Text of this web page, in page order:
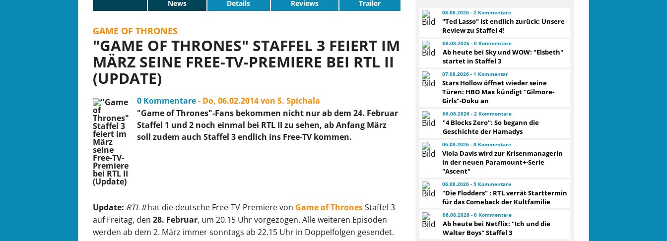
News Details Reviews Trailer
GAME OF THRONES
"GAME OF THRONES" STAFFEL 3 FEIERT IM
MÄRZ SEINE FREE-TV-PREMIERE BEI RTL II
(UPDATE)
0 Kommentare- Do, 06.02.2014 von S. Spichala
"Game of Thrones"-Fans bekommen nicht nur ab dem 24. Februar
Staffel 1 und 2 noch einmal bei RTL II zu sehen, ab Anfang März
soll zudem auch Staffel 3 endlich ins Free-TV kommen.
Update: RTL IIhat die deutsche Free-TV-Premiere von Game of ThronesStaffel 3
auf Freitag, den 28. Februar, um 20.15 Uhr vorgezogen. Alle weiteren Episoden
werden ab dem 2. März immer sonntags ab 22.15 Uhr in Doppelfolgen gesendet.
08.08.2026 - 2 Kommentare
"Ted Lasso" ist endlich zurück: Unsere
Review zu Staffel 4!
08.08.2026 - 0 Kommentare
Ab heute bei Sky und WOW: "Elsbeth"
startet in Staffel 3
07.08.2026 - 1 Kommentar
Stars Hollow öffnet wieder seine
Türen: HBO Max kündigt "Gilmore-
Girls"-Doku an
06.08.2026 - 2 Kommentare
"4 Blocks Zero": So begann die
Geschichte der Hamadys
06.08.2026 - 0 Kommentare
Viola Davis wird zur Krisenmanagerin
in der neuen Paramount+-Serie
"Ascent"
06.08.2026 - 5 Kommentare
"Die Flodders" : RTL verrät Starttermin
für das Comeback der Kultfamilie
06.08.2026 - 0 Kommentare
Ab heute bei Netflix: "Ich und die
Walter Boys" Staffel 3